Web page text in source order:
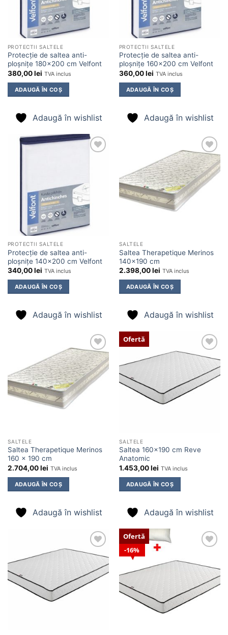
PROTECTII SALTELE
Protecție de saltea anti-
ploșnițe 180×200 cm Velfont
380,00lei TVA inclus
ADAUGĂ ÎN COȘ
Adaugă în wishlist
PROTECTII SALTELE
Protecție de saltea anti-
ploșnițe 160×200 cm Velfont
360,00lei TVA inclus
ADAUGĂ ÎN COȘ
Adaugă în wishlist
PROTECTII SALTELE
Protecție de saltea anti-
ploșnițe 140×200 cm Velfont
340,00lei TVA inclus
ADAUGĂ ÎN COȘ
Adaugă în wishlist
Adaugă
în
wishlist
SALTELE
Saltea Therapetique Merinos
140×190 cm
2.398,00lei TVA inclus
ADAUGĂ ÎN COȘ
Adaugă în wishlist
Adaugă
în
wishlist
SALTELE
Saltea Therapetique Merinos
160 x 190 cm
2.704,00lei TVA inclus
ADAUGĂ ÎN COȘ
Adaugă în wishlist
Ofertă
Adaugă
wishlist
SALTELE
Saltea 160×190 cm Reve
Anatomic
1.453,00lei TVA inclus
ADAUGĂ ÎN COȘ
Adaugă în wishlist
Adaugă
wishlist
16%
Ofertă
wishlist